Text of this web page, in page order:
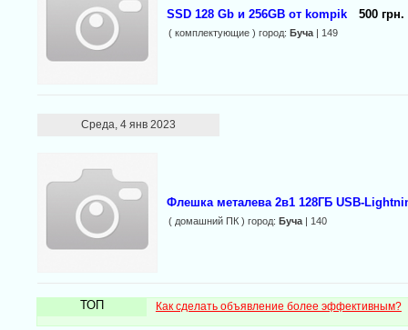
SSD 128 Gb и 256GB от kompik 500 грн.
( комплектующие ) город: Буча| 149
Среда, 4 янв 2023
Флешка металева 2в1 128ГБ USB-
( домашний ПК ) город: Буча| 140
ТОП Как сделать объявление более эффективным?